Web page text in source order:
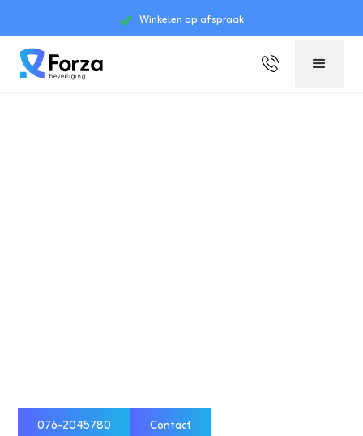
Winkelen op afspraak
Slide 2 of 4.
076-2045780 Contact